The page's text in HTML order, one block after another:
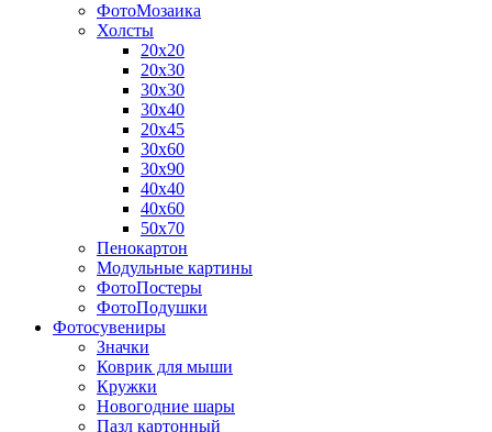
ФотоМозаика
Холсты
20х20
20х30
30х30
30х40
20х45
30х60
30х90
40х40
40х60
50х70
Пенокартон
Модульные картины
ФотоПостеры
ФотоПодушки
Фотоcувениры
Значки
Коврик для мыши
Кружки
Новогодние шары
Пазл картонный